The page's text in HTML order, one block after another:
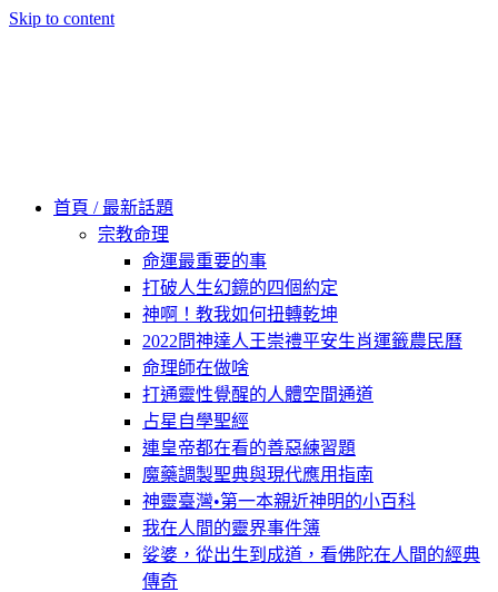
Skip to content
首頁 / 最新話題
宗教命理
命運最重要的事
打破人生幻鏡的四個約定
神啊！教我如何扭轉乾坤
2022問神達人王崇禮平安生肖運籤農民曆
命理師在做啥
打通靈性覺醒的人體空間通道
占星自學聖經
連皇帝都在看的善惡練習題
魔藥調製聖典與現代應用指南
神靈臺灣•第一本親近神明的小百科
我在人間的靈界事件簿
娑婆，從出生到成道，看佛陀在人間的經典
傳奇